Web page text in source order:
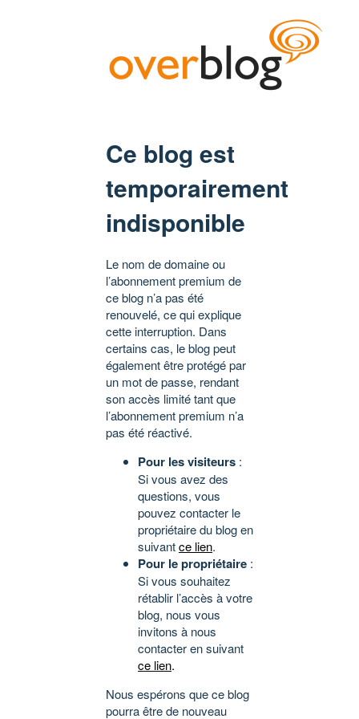
Ce blog est
temporairement
indisponible
Le nom de domaine ou
l’abonnement premium de
ce blog n’a pas été
renouvelé, ce qui explique
cette interruption. Dans
certains cas, le blog peut
également être protégé par
un mot de passe, rendant
son accès limité tant que
l’abonnement premium n’a
pas été réactivé.
Pour les visiteurs :
Si vous avez des
questions, vous
pouvez contacter le
propriétaire du blog en
suivantce lien.
Pour le propriétaire :
Si vous souhaitez
rétablir l’accès à votre
blog, nous vous
invitons à nous
contacter en suivant
ce lien.
Nous espérons que ce blog
pourra être de nouveau